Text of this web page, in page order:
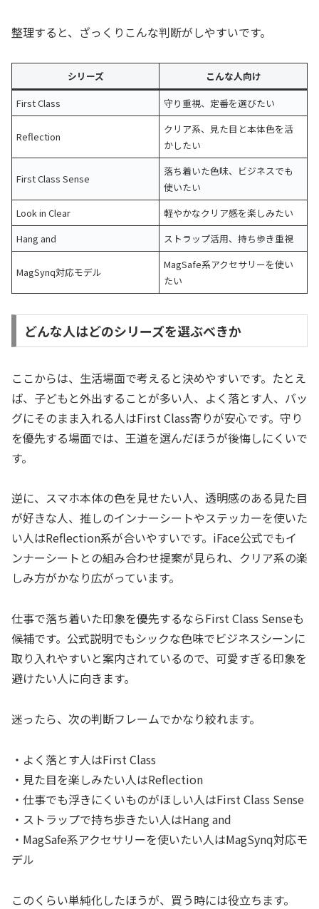
整理すると、ざっくりこんな判断がしやすいです。
シリーズ
こんな人向け
First Class
守り重視、定番を選びたい
Reflection
クリア系、見た目と本体色を活
かしたい
First Class Sense
落ち着いた色味、ビジネスでも
使いたい
Look in Clear
軽やかなクリア感を楽しみたい
Hang and
ストラップ活用、持ち歩き重視
MagSynq対応モデル
MagSafe系アクセサリーを使い
たい
どんな人はどのシリーズを選ぶべきか
ここからは、生活場面で考えると決めやすいです。たとえ
ば、子どもと外出することが多い人、よく落とす人、バッ
グにそのまま入れる人はFirst Class寄りが安心です。守り
を優先する場面では、王道を選んだほうが後悔しにくいで
す。
逆に、スマホ本体の色を見せたい人、透明感のある見た目
が好きな人、推しのインナーシートやステッカーを使いた
い人はReflection系が合いやすいです。iFace公式でもイ
ンナーシートとの組み合わせ提案が見られ、クリア系の楽
しみ方がかなり広がっています。
仕事で落ち着いた印象を優先するならFirst Class Senseも
候補です。公式説明でもシックな色味でビジネスシーンに
取り入れやすいと案内されているので、可愛すぎる印象を
避けたい人に向きます。
迷ったら、次の判断フレームでかなり絞れます。
・よく落とす人はFirst Class
・見た目を楽しみたい人はReflection
・仕事でも浮きにくいものがほしい人はFirst Class Sense
・ストラップで持ち歩きたい人はHang and
・MagSafe系アクセサリーを使いたい人はMagSynq対応モ
デル
このくらい単純化したほうが、買う時には役立ちます。